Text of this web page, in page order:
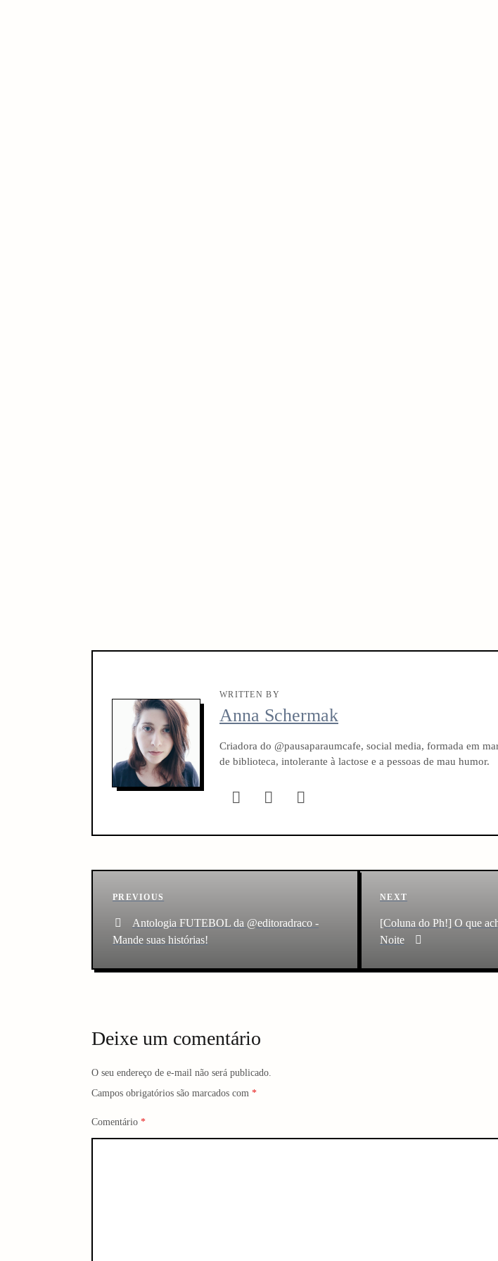
WRITTEN BY
Anna Schermak
Criadora do @pausaparaumcafe, social media, formada em
de biblioteca, intolerante à lactose e a pessoas de mau humor.
t
a
v
g
Previous
PREVIOUS
Antologia FUTEBOL da @editoradraco -
Mande suas histórias!
Next
NEXT
[Coluna do Ph!] O que
Noite
Deixe um comentário
O seu endereço de e-mail não será publicado.
Campos obrigatórios são marcados com *
Comentário *